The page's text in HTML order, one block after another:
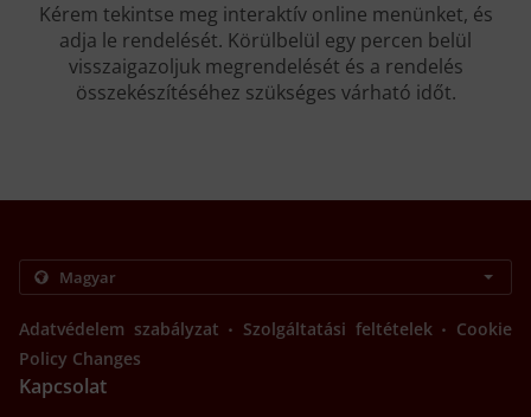
Kérem tekintse meg interaktív online menünket, és
adja le rendelését. Körülbelül egy percen belül
visszaigazoljuk megrendelését és a rendelés
összekészítéséhez szükséges várható időt.
Adatvédelem szabályzat . Szolgáltatási feltételek . Cookie
Policy Changes
Kapcsolat